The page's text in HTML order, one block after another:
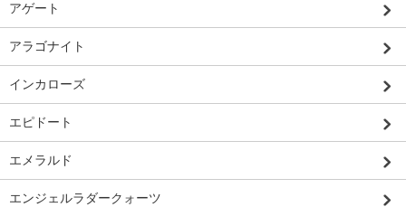
アゲート
アラゴナイト
インカローズ
エピドート
エメラルド
エンジェルラダークォーツ